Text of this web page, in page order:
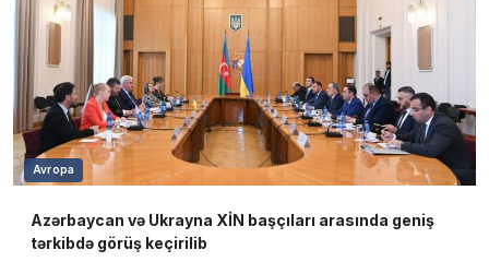
Avropa
Azərbaycan və Ukrayna XİN başçıları arasında geniş
tərkibdə görüş keçirilib